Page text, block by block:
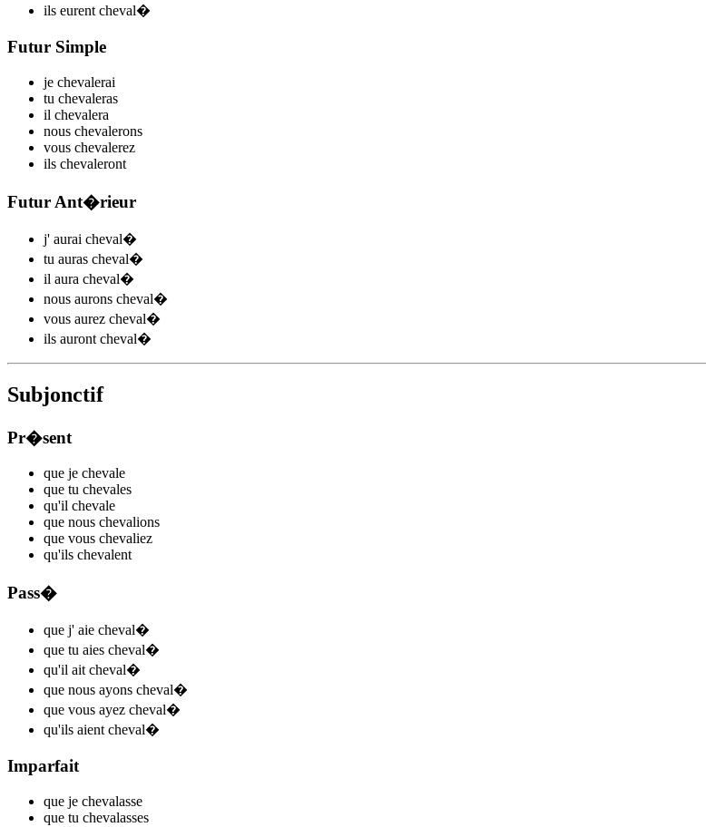
ils eurent cheval�
Futur Simple
je chevalerai
tu chevaleras
il chevalera
nous chevalerons
vous chevalerez
ils chevaleront
Futur Ant�rieur
j' aurai cheval�
tu auras cheval�
il aura cheval�
nous aurons cheval�
vous aurez cheval�
ils auront cheval�
Subjonctif
Pr�sent
que je chevale
que tu chevales
qu'il chevale
que nous chevalions
que vous chevaliez
qu'ils chevalent
Pass�
que j' aie cheval�
que tu aies cheval�
qu'il ait cheval�
que nous ayons cheval�
que vous ayez cheval�
qu'ils aient cheval�
Imparfait
que je chevalasse
que tu chevalasses